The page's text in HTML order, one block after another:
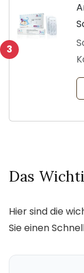
3
Das
Hier sind die
Sie einen